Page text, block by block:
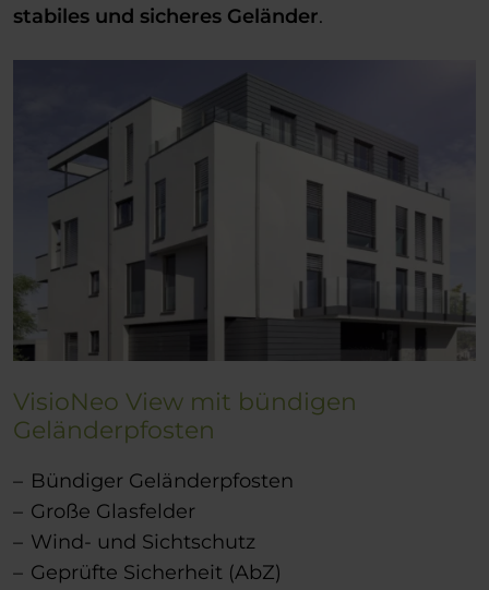
stabiles und sicheres Geländer.
VisioNeo View mit bündigen
Geländerpfosten
Bündiger Geländerpfosten
Große Glasfelder
Wind- und Sichtschutz
Geprüfte Sicherheit (AbZ)